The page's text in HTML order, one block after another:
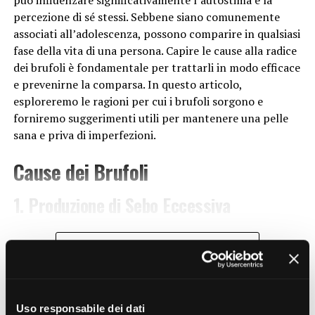
Uso responsabile dei dati
minerali e i combustibili fossili, aggrava
ulteriormente la crisi ambientale. Questo comporta
uno squilibrio nei cicli naturali e una riduzione delle
risorse disponibili per le generazioni future.
Urbanizzazione non sostenibile: L’espansione
delle aree urbane senza un adeguato piano di
sviluppo sostenibile contribuisce alla distruzione
degli habitat naturali e alla perdita di biodiversità.
della natura di assorbire le emissioni di carbonio e
aumenta il rischio di eventi climatici estremi.
Gli effetti della ecoansia si riflettono su scala globale e
sul nostro pianeta.
Perdita di biodiversità
percezione di sé stessi. Sebbene siano comunemente
associati all’adolescenza, possono comparire in qualsiasi
fase della vita di una persona. Capire le cause alla radice
dei brufoli è fondamentale per trattarli in modo efficace
e prevenirne la comparsa. In questo articolo,
esploreremo le ragioni per cui i brufoli sorgono e
forniremo suggerimenti utili per mantenere una pelle
sana e priva di imperfezioni.
Cause dei Brufoli
La produzione eccessiva di sebo è una delle principali
cause dei brufoli. Le ghiandole sebacee presenti nella
pelle producono un olio chiamato sebo, che mantiene la
CONTINUE READING
SALUTE&BENESSERE